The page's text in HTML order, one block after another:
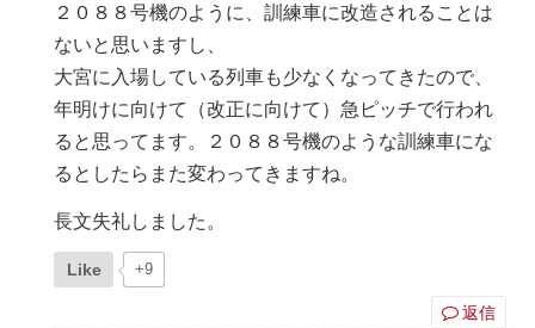
２０８８号機のように、訓練車に改造されることは
ないと思いますし、
大宮に入場している列車も少なくなってきたので、
年明けに向けて（改正に向けて）急ピッチで行われ
ると思ってます。２０８８号機のような訓練車にな
るとしたらまた変わってきますね。
長文失礼しました。
Like +9
返信